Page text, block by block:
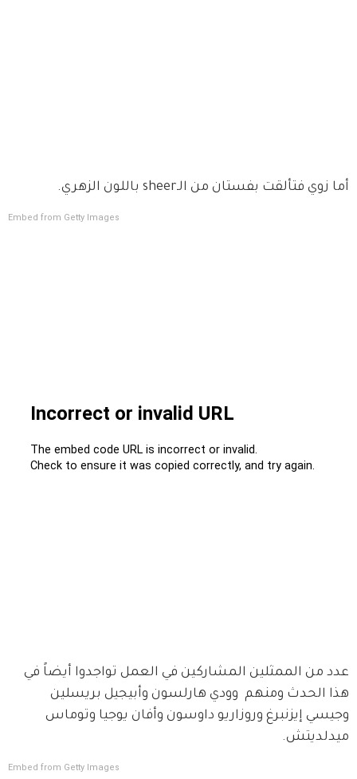
أما زوي فتألقت بفستان من الـsheer باللون الزهري.
Embed from Getty Images
عدد من الممثلين المشاركين في العمل تواجدوا أيضاً في
هذا الحدث ومنهم  وودي هارلسون وأبيجيل بريسلين
وجيسي إيزنبرغ وروزاريو داوسون وأفان يوجيا وتوماس
ميدلديتش.
Embed from Getty Images